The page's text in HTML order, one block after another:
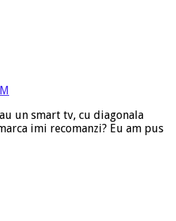
un smart tv, cu diagonala
imi recomanzi? Eu am pus